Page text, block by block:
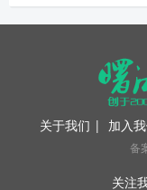
关于我们 | 加入
备
关注